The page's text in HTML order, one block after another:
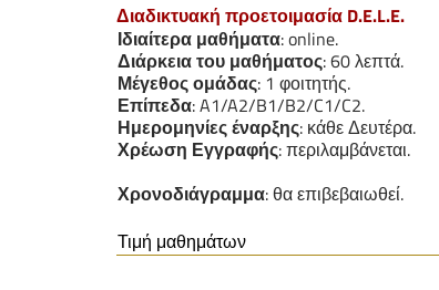
Διαδικτυακή προετοιμασία D.E.L.E.
Ιδιαίτερα μαθήματα: online.
Διάρκεια του μαθήματος: 60 λεπτά.
Μέγεθος ομάδας: 1 φοιτητής.
Επίπεδα: A1/A2/B1/B2/C1/C2.
Ημερομηνίες έναρξης: κάθε Δευτέρα.
Χρέωση Εγγραφής: περιλαμβάνεται.
Χρονοδιάγραμμα: θα επιβεβαιωθεί.
Τιμή μαθημάτων